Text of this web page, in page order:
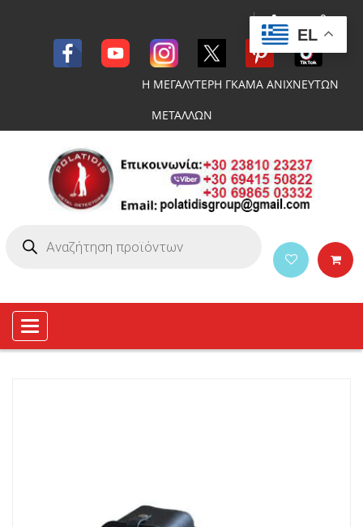
Η ΜΕΓΑΛΥΤΕΡΗ ΓΚΑΜΑ ΑΝΙΧΝΕΥΤΩΝ
ΜΕΤΑΛΛΩΝ
Toggle
navigation
EL